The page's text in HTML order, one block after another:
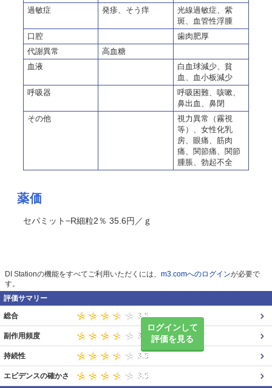
過敏症
発疹、そう痒 光線過敏症、紫
斑、血管性浮腫
口腔
歯肉肥厚
代謝異常
高血糖
血液
白血球減少、貧
血、血小板減少
呼吸器
呼吸困難、咳嗽、
鼻出血、鼻閉
その他
視力異常（霧視
等）、女性化乳
房、眼痛、筋肉
痛、関節痛、関節
腫脹、勃起不全
薬価
セパミット−R細粒2％ 35.6円／ｇ
DI Stationの機能をすべてご利用いただくには、 m3.comへのログインが必要で
す。
評価サマリー
ログインして
評価を見る
総合
副作用頻度
持続性
エビデンスの確かさ